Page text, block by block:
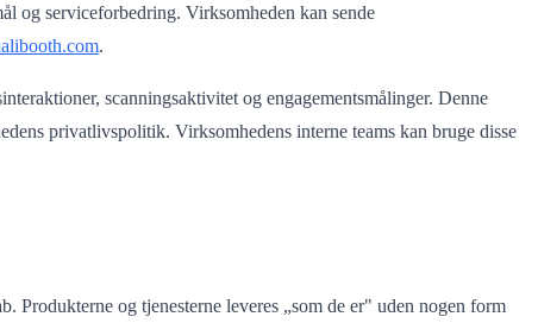
og serviceforbedring. Virksomheden kan sende
.
scanningsaktivitet og engagementsmålinger. Denne
privatlivspolitik. Virksomhedens interne teams kan bruge disse
Produkterne og tjenesterne leveres „som de er" uden nogen form